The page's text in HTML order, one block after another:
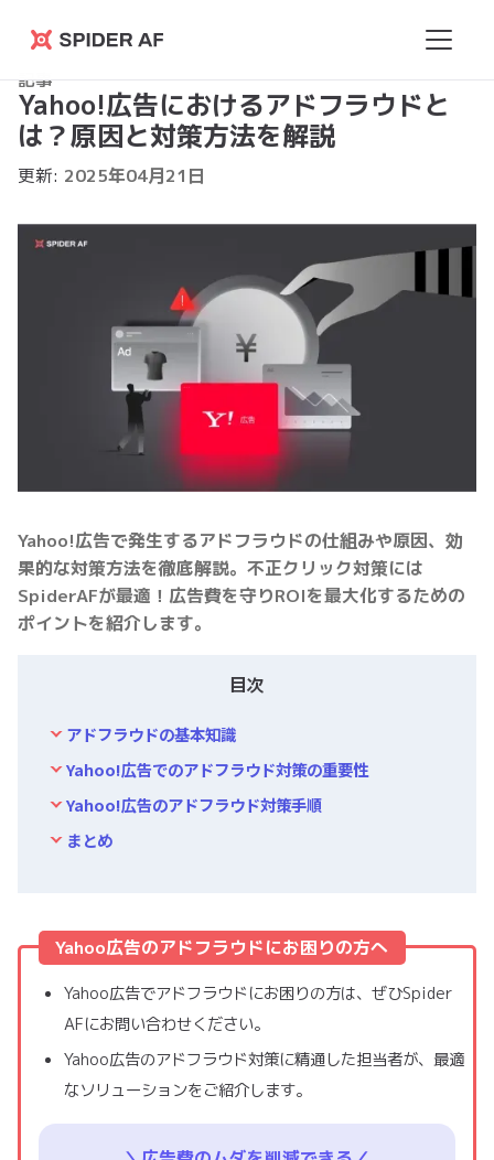
Spider
AF
記事
Yahoo!広告におけるアドフラウドと
は？原因と対策方法を解説
更新: 2025年04月21 日
Yahoo!広告で発生するアドフラウドの仕組みや原因、効
果的な対策方法を徹底解説。不正クリック対策には
SpiderAFが最適！広告費を守りROIを最大化するための
ポイントを紹介します。
目次
アドフラウドの基本知識
Yahoo!広告でのアドフラウド対策の重要性
Yahoo!広告のアドフラウド対策手順
まとめ
Yahoo広告のアドフラウドにお困りの方へ
Yahoo広告でアドフラウドにお困りの方は、ぜひSpider
AFにお問い合わせください。
Yahoo広告のアドフラウド対策に精通した担当者が、最適
なソリューションをご紹介します。